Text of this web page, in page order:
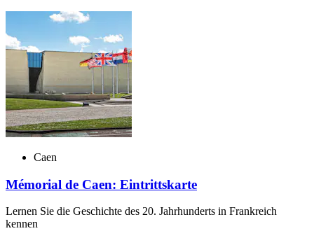
Caen
Mémorial de Caen: Eintrittskarte
Lernen Sie die Geschichte des 20. Jahrhunderts in Frankreich
kennen